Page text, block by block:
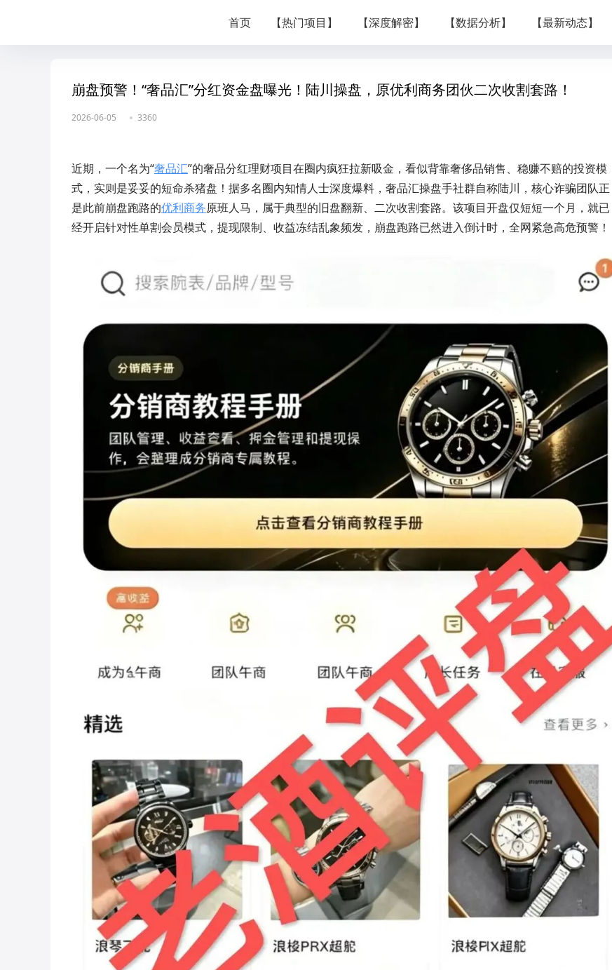
首页 【热门项目】 【深度解密】 【数据分析】 【最新动态】
崩盘预警！“奢品汇”分红资金盘曝光！陆川操盘，原优利商务团伙二次收割套路！
2026-06-05 3360
近期，一个名为“奢品汇”的奢品分红理财项目在圈内疯狂拉新吸金，看似背靠奢侈品销售、稳赚不赔的投资模
式，实则是妥妥的短命杀猪盘！据多名圈内知情人士深度爆料，奢品汇操盘手社群自称陆川，核心诈骗团队正
是此前崩盘跑路的优利商务原班人马，属于典型的旧盘翻新、二次收割套路。该项目开盘仅短短一个月，就已
经开启针对性单割会员模式，提现限制、收益冻结乱象频发，崩盘跑路已然进入倒计时，全网紧急高危预警！